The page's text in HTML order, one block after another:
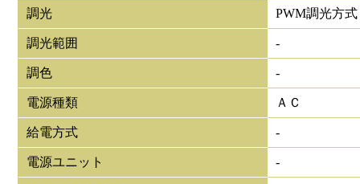
調光 PWM調光方式
調光範囲 -
調色 -
電源種類 ＡＣ
給電方式 -
電源ユニット -